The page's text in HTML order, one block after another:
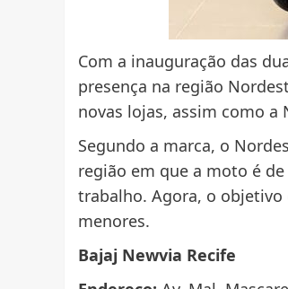
Com a inauguração das
presença na região
novas lojas, assim como a
Segundo a marca, o
região em que a moto é
trabalho. Agora, o objetivo
menores.
Bajaj Newvia Recife